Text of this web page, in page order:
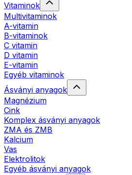
Vitaminok
Multivitaminok
A-vitamin
B-vitaminok
C vitamin
D vitamin
E-vitamin
Egyéb vitaminok
Ásványi anyagok
Magnézium
Cink
Komplex ásványi anyagok
ZMA és ZMB
Kalcium
Vas
Elektrolitok
Egyéb ásványi anyagok